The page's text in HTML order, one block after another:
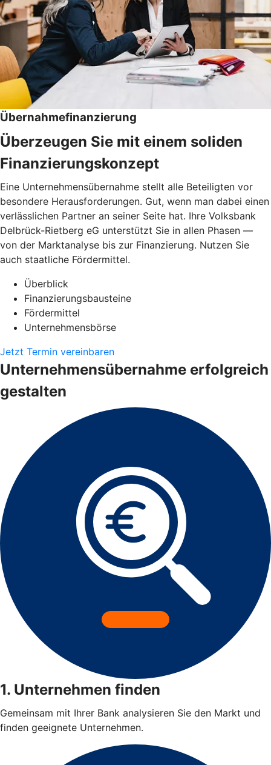
Übernahmefinanzierung
Überzeugen Sie mit einem soliden
Finanzierungskonzept
Eine Unternehmensübernahme stellt alle Beteiligten vor
besondere Herausforderungen. Gut, wenn man dabei einen
verlässlichen Partner an seiner Seite hat. Ihre Volksbank
Delbrück-Rietberg eG unterstützt Sie in allen Phasen —
von der Marktanalyse bis zur Finanzierung. Nutzen Sie
auch staatliche Fördermittel.
Überblick
Finanzierungsbausteine
Fördermittel
Unternehmensbörse
Jetzt Termin vereinbaren
Unternehmensübernahme erfolgreich
gestalten
1. Unternehmen finden
Gemeinsam mit Ihrer Bank analysieren Sie den Markt und
finden geeignete Unternehmen.